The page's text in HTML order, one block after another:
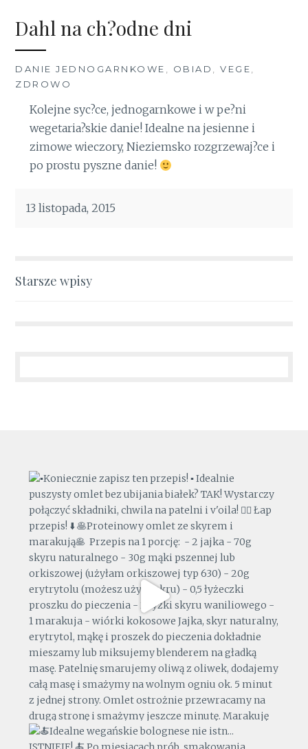
Dahl na ch?odne dni
DANIE JEDNOGARNKOWE , OBIAD ,VEGE,
ZDROWO
Kolejne syc?ce, jednogarnkowe i w pe?ni
wegetaria?skie danie! Idealne na jesienne i
zimowe wieczory, Nieziemsko rozgrzewaj?ce i
po prostu pyszne danie!
13 listopada, 2015
Nawigacja
Starsze wpisy